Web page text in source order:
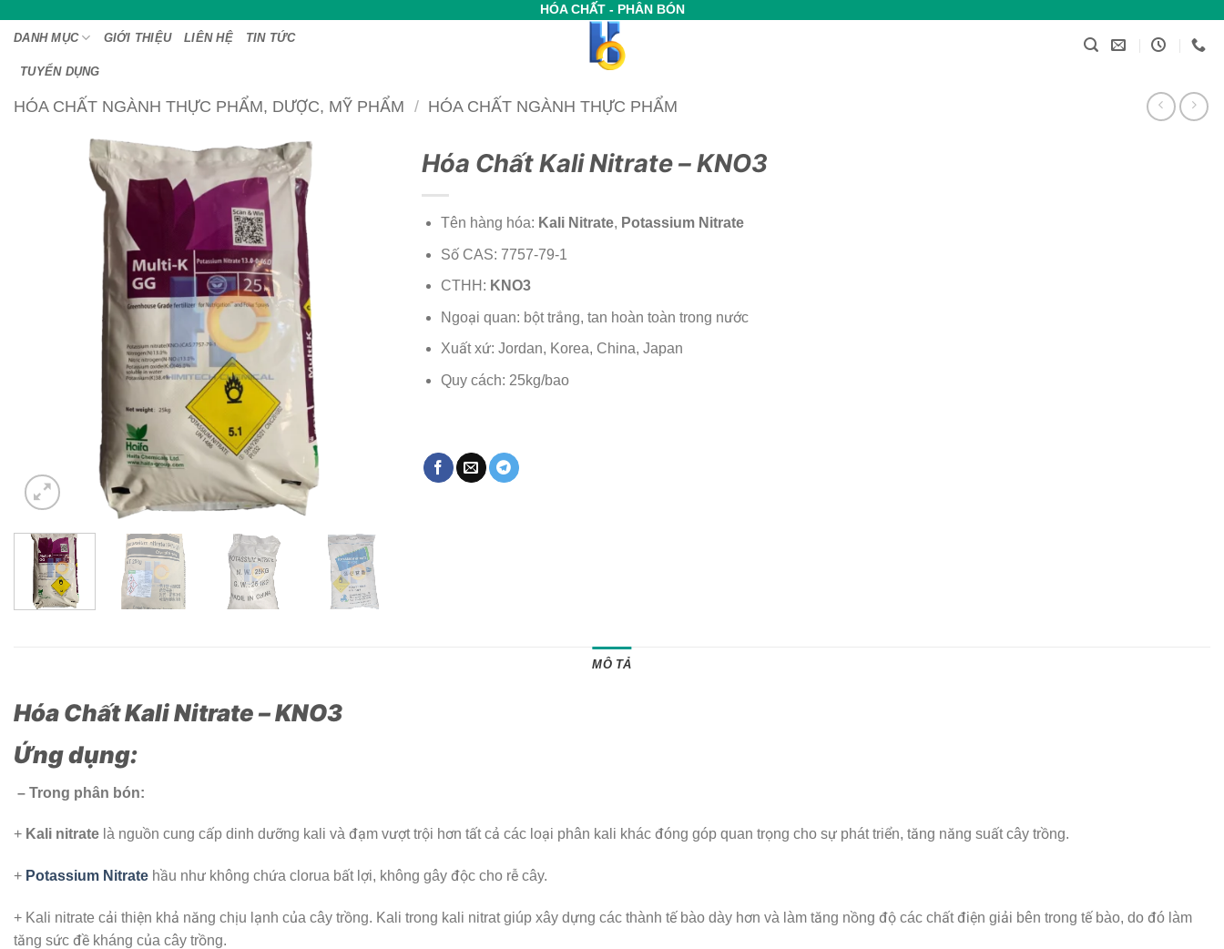
qua
dung
HÓA CHẤT - PHÂN BÓN
DANH MỤC GIỚI THIỆU LIÊN HỆ TIN TỨC
TUYỂN DỤNG
HÓA CHẤT NGÀNH THỰC PHẨM, DƯỢC, MỸ PHẨM / HÓA CHẤT NGÀNH THỰC PHẨM
Hóa Chất Kali Nitrate – KNO3
Tên hàng hóa: Kali Nitrate, Potassium Nitrate
Số CAS: 7757-79-1
CTHH: KNO3
Ngoại quan: bột trắng, tan hoàn toàn trong nước
Xuất xứ: Jordan, Korea, China, Japan
Quy cách: 25kg/bao
MÔ TẢ
Hóa Chất Kali Nitrate – KNO3
Ứng dụng:
– Trong phân bón:
+ Kali nitrate là nguồn cung cấp dinh dưỡng kali và đạm vượt trội hơn tất cả các loại phân kali khác đóng góp quan trọng cho sự phát triển, tăng năng suất cây trồng.
+ Potassium Nitrate hầu như không chứa clorua bất lợi, không gây độc cho rễ cây.
+ Kali nitrate cải thiện khả năng chịu lạnh của cây trồng. Kali trong kali nitrat giúp xây dựng các thành tế bào dày hơn và làm tăng nồng độ các chất điện giải bên trong tế bào, do đó làm
tăng sức đề kháng của cây trồng.